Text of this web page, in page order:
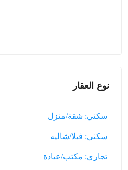
نوع العقار
سكني: شقة/منزل
سكني: فيلا/شاليه
تجاري: مكتب/عيادة